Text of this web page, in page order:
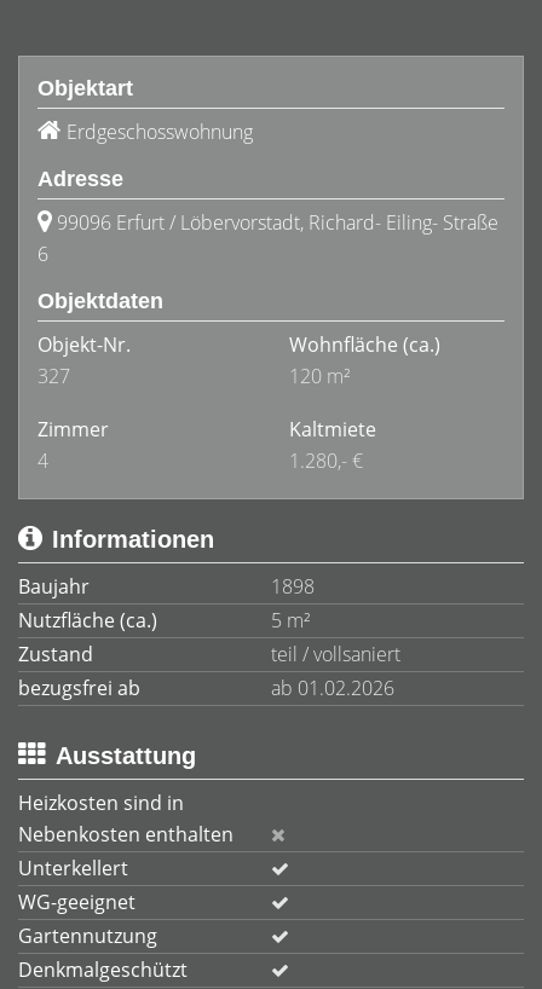
Objektart
Erdgeschosswohnung
Adresse
99096 Erfurt / Löbervorstadt, Richard- Eiling- Straße
6
Objektdaten
Objekt-Nr.
327
Wohnfläche (ca.)
120 m²
Zimmer
4
Kaltmiete
1.280,- €
Informationen
Baujahr
1898
Nutzfläche (ca.)
5 m²
Zustand
teil / vollsaniert
bezugsfrei ab
ab 01.02.2026
Ausstattung
Heizkosten sind in
Nebenkosten enthalten
Unterkellert
WG-geeignet
Gartennutzung
Denkmalgeschützt